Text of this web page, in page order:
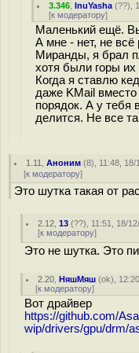
3.346 ,InuYasha (??),
[к модератору]
Маленький ещё.
А мне - нет, не всё
Миранды, я брал
хотя были горы их
Когда я ставлю
даже KMail
порядок. А у тебя
делится. Не все
1.11 ,Аноним (8), 11:48, 18/
[к модератору]
Это шутка такая от
2.12 ,13 (??), 11:51, 18/
[к модератору]
Это не шутка. Это
2.20 ,НяшМяш (ok),
[к модератору]
Вот драйвер
https://github.com/
wip/drivers/gpu/drm/